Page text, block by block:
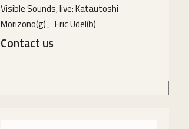
Visible Sounds, live: Katautoshi
Morizono(g)、Eric Udel(b)
Contact us